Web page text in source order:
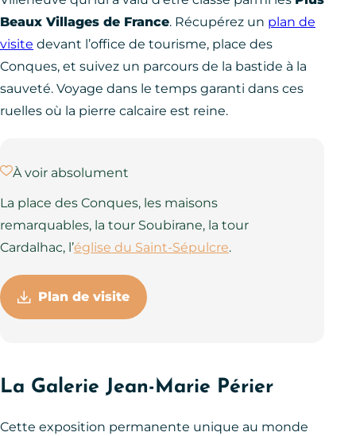
Beaux Villages de France. Récupérez un plan de
visite devant l’office de tourisme, place des
Conques, et suivez un parcours de la bastide à la
sauveté. Voyage dans le temps garanti dans ces
ruelles où la pierre calcaire est reine.
À voir absolument
La place des Conques, les maisons
remarquables, la tour Soubirane, la tour
Cardalhac, l’église du Saint-Sépulcre.
Plan de visite
La Galerie Jean-Marie Périer
Cette exposition permanente unique au monde